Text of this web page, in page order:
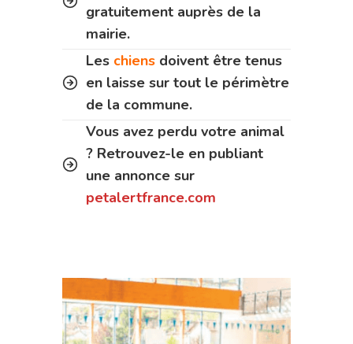
gratuitement auprès de la
mairie.
Les chiens doivent être tenus
en laisse sur tout le périmètre
de la commune.
Vous avez perdu votre animal
? Retrouvez-le en publiant
une annonce sur
petalertfrance.com